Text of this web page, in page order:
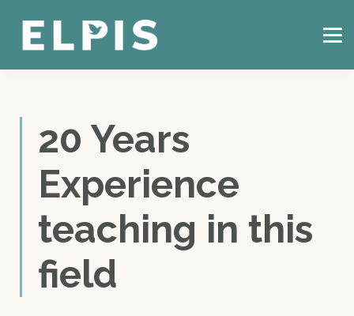
CZYM JEST CBT?
KONSULTACJE ONLINE
BLOG
ZALOGUJ SIĘ
20 Years
Experience
teaching in this
field